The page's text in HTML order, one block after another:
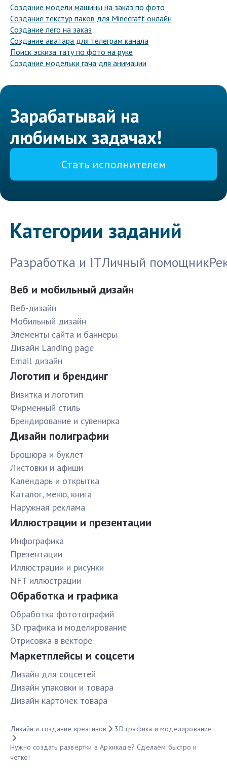
Создание модели машины на заказ по фото
Создание текстур паков для Minecraft онлайн
Создание лего на заказ
Создание аватара для телеграм канала
Поиск эскиза тату по фото на руке
Создание модельки гача для анимации
Зарабатывай на
любимых задачах!
Стать исполнителем
Категории заданий
Разработка и ITЛичный помощник
Веб и мобильный дизайн
Веб-дизайн
Мобильный дизайн
Элементы сайта и баннеры
Дизайн Landing page
Email дизайн
Логотип и брендинг
Визитка и логотип
Фирменный стиль
Брендирование и сувенирка
Дизайн полиграфии
Брошюра и буклет
Листовки и афиши
Календарь и открытка
Каталог, меню, книга
Наружная реклама
Иллюстрации и презентации
Инфографика
Презентации
Иллюстрации и рисунки
NFT иллюстрации
Обработка и графика
Обработка фототографий
3D графика и моделирование
Отрисовка в векторе
Маркетплейсы и соцсети
Дизайн для соцсетей
Дизайн упаковки и товара
Дизайн карточек товара
Дизайн и создание креативов
3D графика и моделирование
Нужно создать развертки в Архикаде? Сделаем быстро и
чётко!